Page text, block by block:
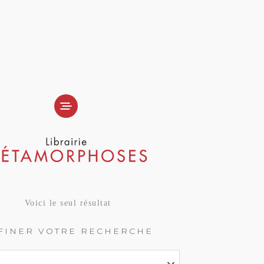
Voici le seul résultat
VOTRE RECHERCHE